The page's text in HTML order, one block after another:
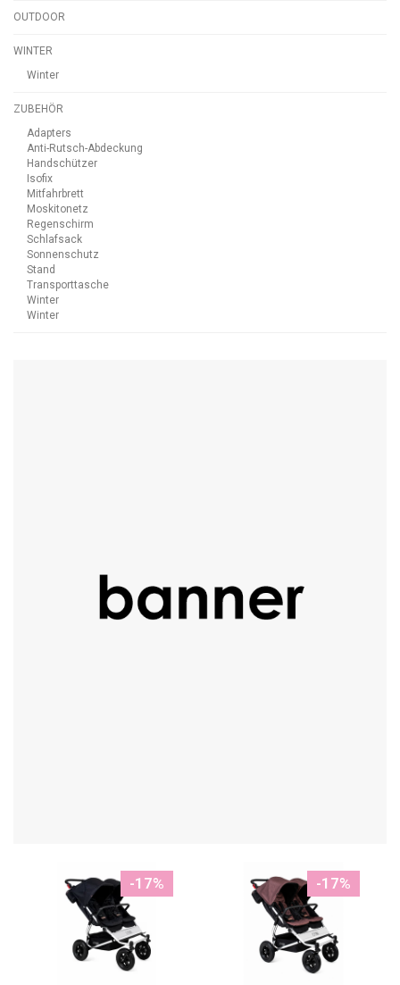
OUTDOOR
WINTER
Winter
ZUBEHÖR
Adapters
Anti-Rutsch-Abdeckung
Handschützer
Isofix
Mitfahrbrett
Moskitonetz
Regenschirm
Schlafsack
Sonnenschutz
Stand
Transporttasche
Winter
Winter
-17% -17%